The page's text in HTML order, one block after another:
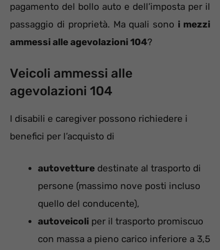
pagamento del bollo auto e dell’imposta per il
passaggio di proprietà. Ma quali sono i mezzi
ammessi alle agevolazioni 104?
Veicoli ammessi alle
agevolazioni 104
I disabili e caregiver possono richiedere i
benefici per l’acquisto di
autovetture destinate al trasporto di
persone (massimo nove posti incluso
quello del conducente),
autoveicoli per il trasporto promiscuo
con massa a pieno carico inferiore a 3,5